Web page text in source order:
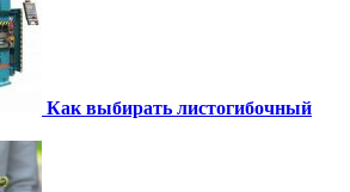
Как выбирать листогибочный